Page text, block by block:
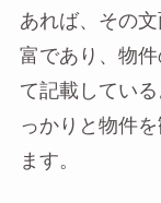
あれば、その
富であり、物
て記載してい
っかりと物件
ます。